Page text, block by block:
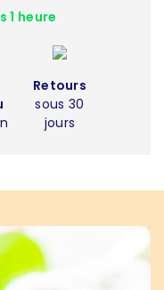
1 heure
Retours
sous 30
jours